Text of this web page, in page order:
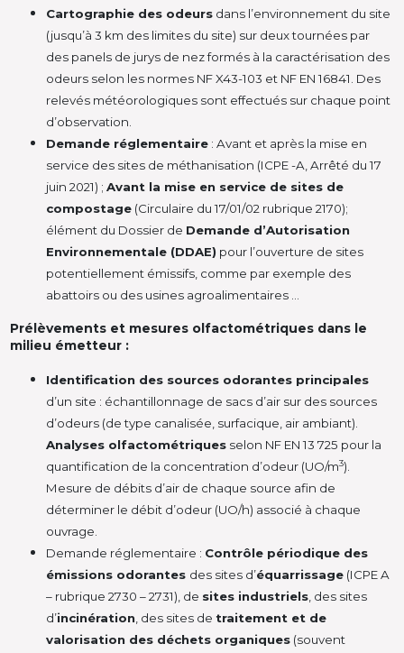
Cartographie des odeurs dans l’environnement du site
(jusqu’à 3 km des limites du site) sur deux tournées par
des panels de jurys de nez formés à la caractérisation des
odeurs selon les normes NF X43-103 et NF EN 16841. Des
relevés météorologiques sont effectués sur chaque point
d’observation.
Demande réglementaire : Avant et après la mise en
service des sites de méthanisation (ICPE -A, Arrêté du 17
juin 2021) ; Avant la mise en service de sites de
compostage (Circulaire du 17/01/02 rubrique 2170);
élément du Dossier de Demande d’Autorisation
Environnementale (DDAE) pour l’ouverture de sites
potentiellement émissifs, comme par exemple des
abattoirs ou des usines agroalimentaires …
Prélèvements et mesures olfactométriques dans le
milieu émetteur :
Identification des sources odorantes principales
d’un site : échantillonnage de sacs d’air sur des sources
d’odeurs (de type canalisée, surfacique, air ambiant).
Analyses olfactométriques selon NF EN 13 725 pour la
quantification de la concentration d’odeur (UO/m3).
Mesure de débits d’air de chaque source afin de
déterminer le débit d’odeur (UO/h) associé à chaque
ouvrage.
Demande réglementaire : Contrôle périodique des
émissions odorantes des sites d’équarrissage (ICPE A
– rubrique 2730 – 2731), de sites industriels , des sites
d’incinération , des sites de traitement et de
valorisation des déchets organiques (souvent